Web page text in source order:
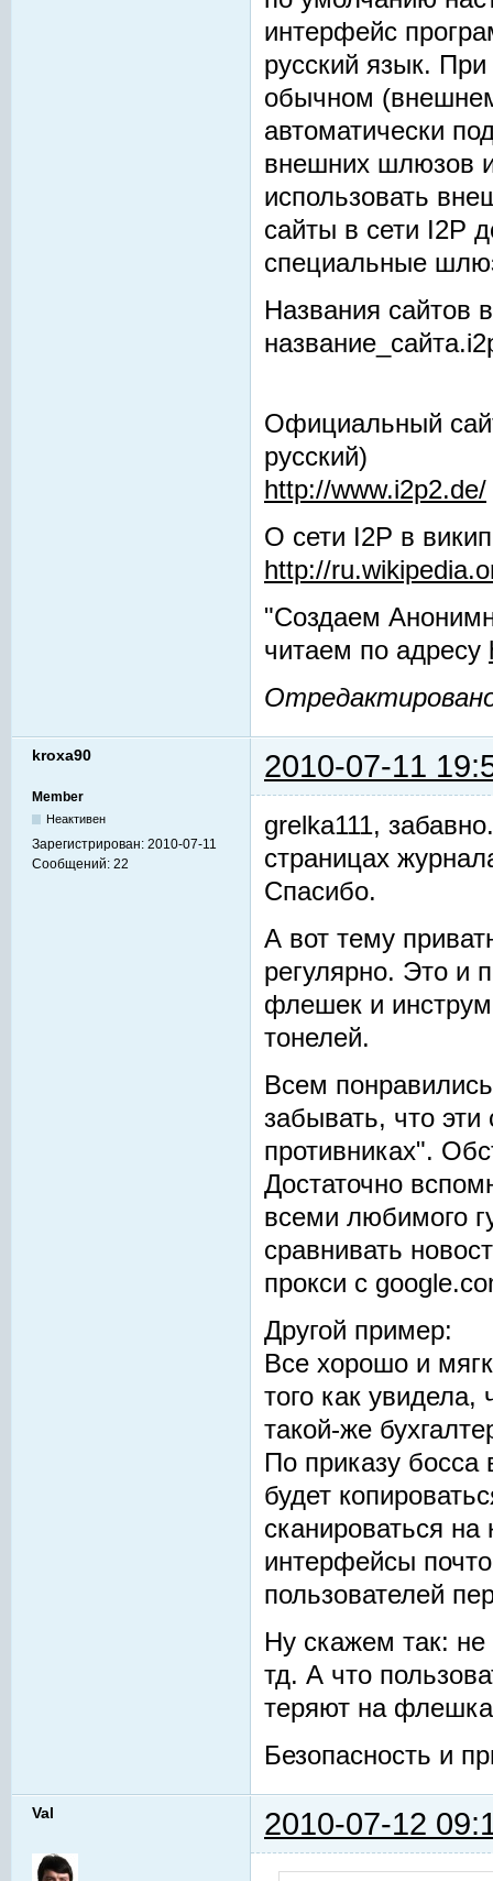
интерфейс
русский язык.
обычном
автоматически
внешних шлюзов
использовать
сайты в сети I2P
специальные
Названия сайтов
Официальный
русский)
http://www.i2p2.de/
О сети I2P в
http://
"Создаем
читаем по адресу
kroxa90 2010-07-11
Member
Неактивен
Зарегистрирован: 2010-07-11
Сообщений: 22
grelka111,
страницах
Спасибо.
А вот тему
регулярно. Это и
флешек и
тонелей.
Всем
забывать, что
противниках".
Достаточно
всеми любимого
сравнивать
прокси с
Другой пример:
Все хорошо и
того как
такой-же
По приказу
будет
сканироваться
интерфейсы
пользователей
Ну скажем так:
тд. А что
теряют на
Безопасность и
Val 2010-07-12